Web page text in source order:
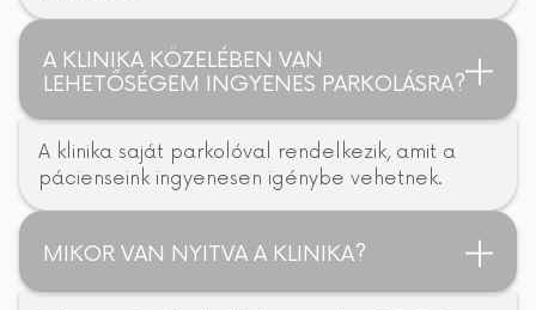
A KLINIKA KÖZELÉBEN VAN
LEHETŐSÉGEM INGYENES PARKOLÁSRA?
A klinika saját parkolóval rendelkezik, amit a
pácienseink ingyenesen igénybe vehetnek.
MIKOR VAN NYITVA A KLINIKA?